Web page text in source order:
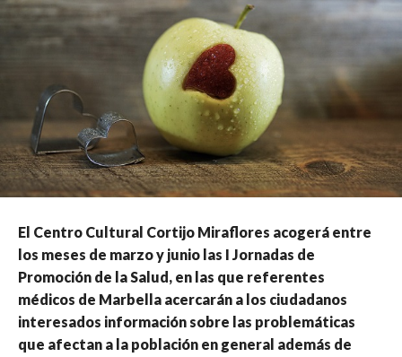
El Centro Cultural Cortijo Miraflores acogerá entre
los meses de marzo y junio las I Jornadas de
Promoción de la Salud, en las que referentes
médicos de Marbella acercarán a los ciudadanos
interesados información sobre las problemáticas
que afectan a la población en general además de